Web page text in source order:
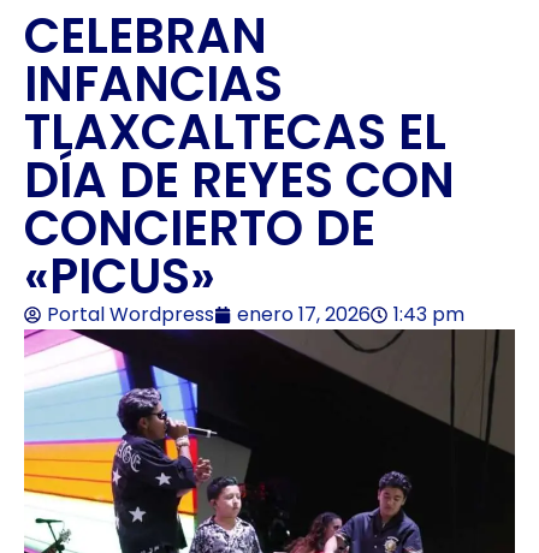
CELEBRAN
INFANCIAS
TLAXCALTECAS EL
DÍA DE REYES CON
CONCIERTO DE
«PICUS»
Portal Wordpress enero 17, 2026 1:43 pm